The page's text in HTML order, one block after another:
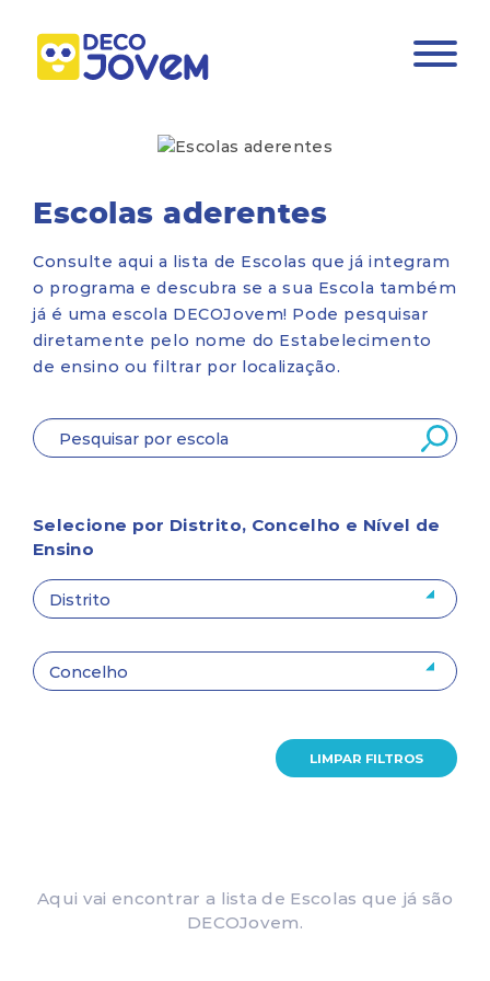
Escolas aderentes
Consulte aqui a lista de Escolas que já integram
o programa e descubra se a sua Escola também
já é uma escola DECOJovem! Pode pesquisar
diretamente pelo nome do Estabelecimento
de ensino ou filtrar por localização.
Selecione por Distrito, Concelho e Nível de
Ensino
LIMPAR FILTROS
Aqui vai encontrar a lista de Escolas que já são
DECOJovem.